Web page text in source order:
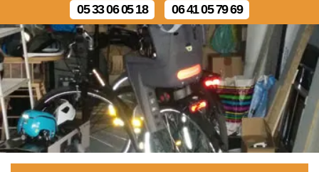
05 33 06 05 18 06 41 05 79 69